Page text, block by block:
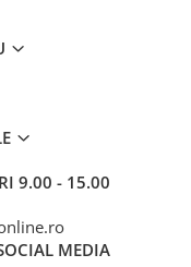
9.00 - 15.00
MEDIA